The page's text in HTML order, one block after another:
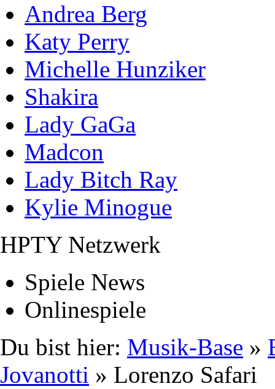
Andrea Berg
Katy Perry
Michelle Hunziker
Shakira
Lady GaGa
Madcon
Lady Bitch Ray
Kylie Minogue
HPTY Netzwerk
Spiele News
Onlinespiele
Du bist hier: Musik-Base »
Jovanotti » Lorenzo Safari